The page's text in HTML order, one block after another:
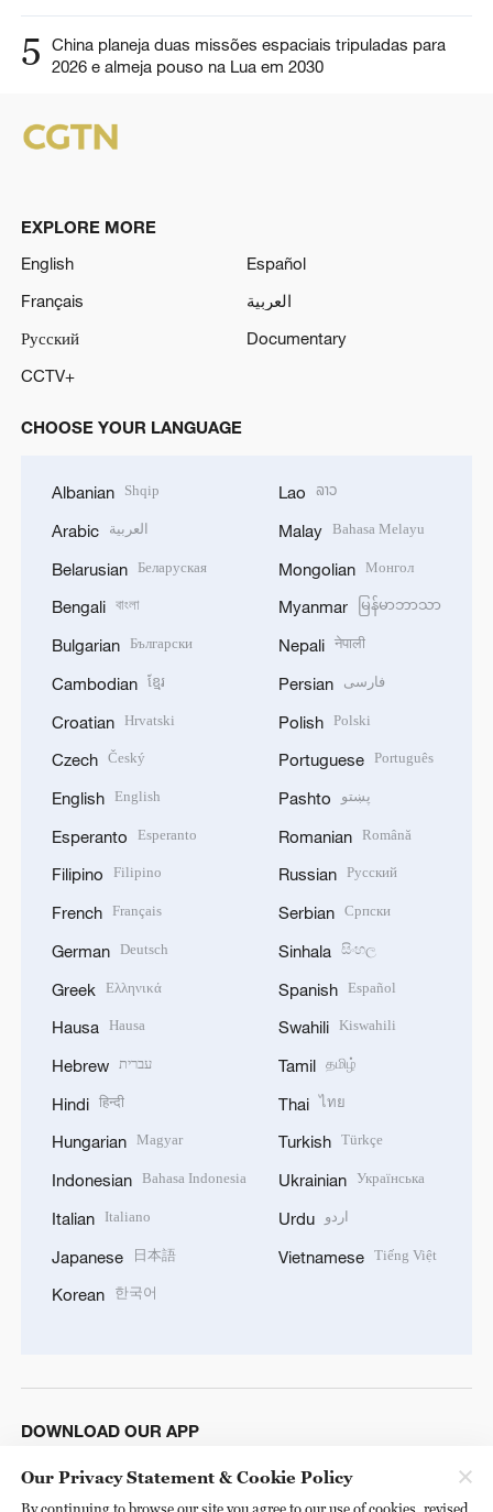
5
China planeja duas missões espaciais tripuladas para
2026 e almeja pouso na Lua em 2030
EXPLORE MORE
English
Español
Français
العربية
Русский
Documentary
CCTV+
CHOOSE YOUR LANGUAGE
Albanian Shqip
Arabic العربية
Belarusian Беларуская
Bengali বাংলা
Bulgarian Български
Cambodian ខ្មែរ
Croatian Hrvatski
Czech Český
English English
Esperanto Esperanto
Filipino Filipino
French Français
German Deutsch
Greek Ελληνικά
Hausa Hausa
Hebrew עברית
Hindi हिन्दी
Hungarian Magyar
Indonesian Bahasa Indonesia
Italian Italiano
Japanese 日本語
Korean 한국어
Lao ລາວ
Malay Bahasa Melayu
Mongolian Монгол
Myanmar မြန်မာဘာသာ
Nepali नेपाली
Persian فارسی
Polish Polski
Portuguese Português
Pashto پښتو
Romanian Română
Russian Русский
Serbian Српски
Sinhala සිංහල
Spanish Español
Swahili Kiswahili
Tamil தமிழ்
Thai ไทย
Turkish Türkçe
Ukrainian Українська
Urdu اردو
Vietnamese Tiếng Việt
DOWNLOAD OUR APP
Our Privacy Statement & Cookie Policy
By continuing to browse our site you agree to our use of cookies, revised